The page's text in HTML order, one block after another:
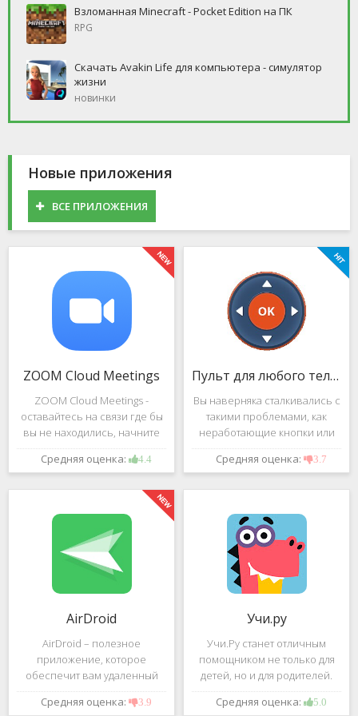
Взломанная Minecraft - Pocket Edition на ПК
RPG
Скачать Avakin Life для компьютера - симулятор
жизни
новинки
Новые приложения
ВСЕ ПРИЛОЖЕНИЯ
ZOOM Cloud Meetings
ZOOM Cloud Meetings -
оставайтесь на связи где бы
вы не находились, начните
свою или присоединитесь к
видеоконференции с
высококачественным
изображением. Столь
Средняя оценка: 4.4
Пульт для любого телевизора
Вы наверняка сталкивались с
такими проблемами, как
неработающие кнопки или
разряженные батарейки на
вашем пульте от
с помощью приложения
"Пульт для
Средняя оценка: 3.7
AirDroid
AirDroid – полезное
приложение, которое
обеспечит вам удаленный
доступ к вашему смартфону
или планшету при помощи
Средняя оценка: 3.9
Учи.ру
Учи.Ру станет отличным
помощником не только для
детей, но и для родителей.
Это приложение заточено
под изучение различного
Средняя оценка: 5.0